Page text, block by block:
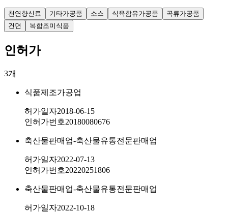
천연향신료 기타가공품 소스 식육함유가공품
곡류가공품
건면
복합조미식품
인허가
3개
식품제조가공업
허가일자2018-06-15
인허가번호20180080676
축산물판매업-축산물유통전문판매업
허가일자2022-07-13
인허가번호20220251806
축산물판매업-축산물유통전문판매업
허가일자2022-10-18